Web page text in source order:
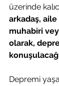
üzerinde
arkadaş,
muhabiri
olarak,
Depremi